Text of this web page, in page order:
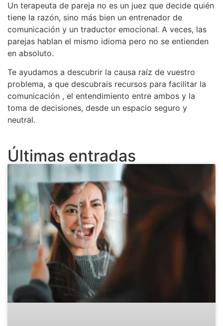
Un terapeuta de pareja no es un juez que decide quién
tiene la razón, sino más bien un entrenador de
comunicación y un traductor emocional. A veces, las
parejas hablan el mismo idioma pero no se entienden
en absoluto.
Te ayudamos a descubrir la causa raíz de vuestro
problema, a que descubrais recursos para facilitar la
comunicación , el entendimiento entre ambos y la
toma de decisiones, desde un espacio seguro y
neutral.
Últimas entradas